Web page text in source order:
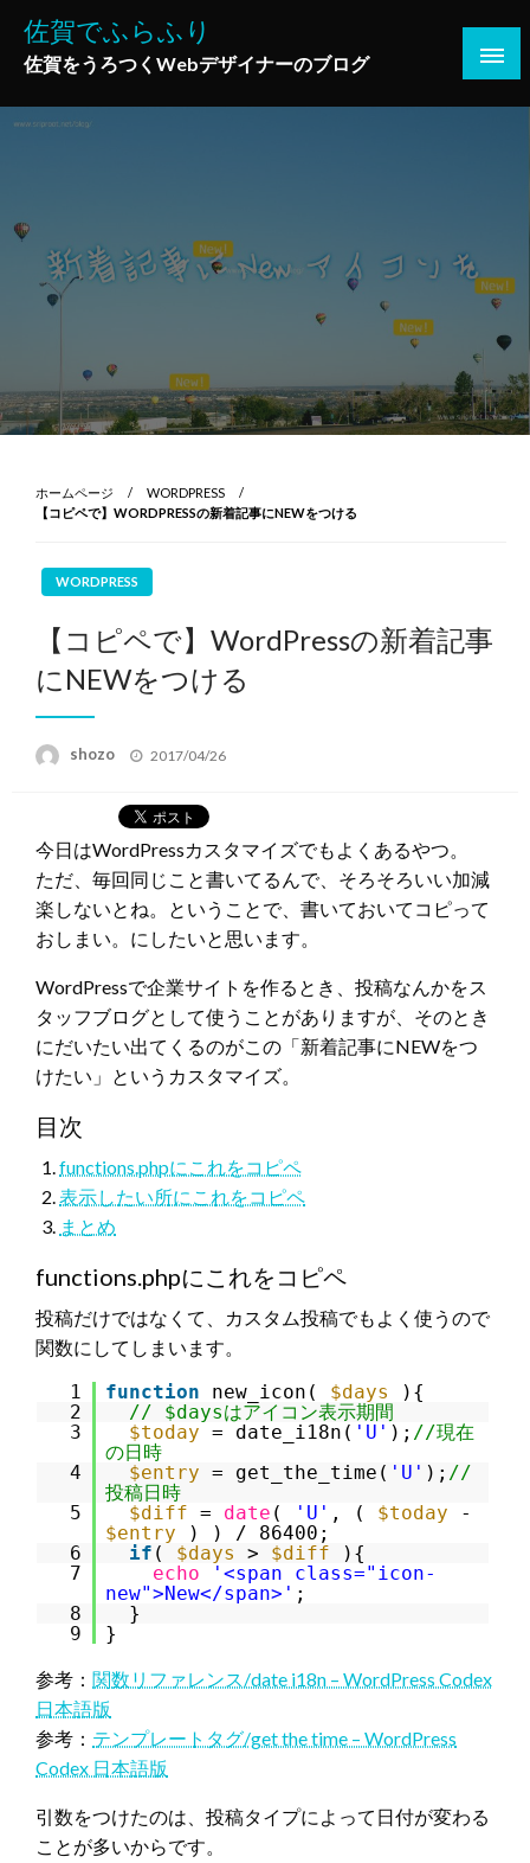
ン
ツ
キ
佐賀でふらふり
佐賀をうろつくWebデザイナーのブログ
ホームページ
WORDPRESS
【コピペで】WORDPRESSの新着記事にNEWをつける
WORDPRESS
【コピペで】WordPressの新着記事
にNEWをつける
shozo
投
2017/04/26
今日はWordPressカスタマイズでもよくあるやつ。
ただ、毎回同じこと書いてるんで、そろそろいい加減
楽しないとね。ということで、書いておいてコピって
おしまい。にしたいと思います。
WordPressで企業サイトを作るとき、投稿なんかをス
タッフブログとして使うことがありますが、そのとき
にだいたい出てくるのがこの「新着記事にNEWをつ
けたい」というカスタマイズ。
目次
functions.phpにこれをコピペ
表示したい所にこれをコピペ
まとめ
functions.phpにこれをコピペ
投稿だけではなくて、カスタム投稿でもよく使うので
関数にしてしまいます。
1
function new_icon( $days
){
2
// $daysはアイコン表示期間
3
$today = date_i18n( 'U' ); //現在
の日時
4
$entry = get_the_time( 'U' ); //
投稿日時
5
$diff = date ( 'U' , ( $today
-
$entry
) ) / 86400;
6
if ( $days > $diff
){
7
echo
'<span class="icon-
new">New</span>' ;
8
}
9
}
参考： 関数リファレンス/date i18n – WordPress Codex
日本語版
参考： テンプレートタグ/get the time – WordPress
Codex 日本語版
引数をつけたのは、投稿タイプによって日付が変わる
ことが多いからです。